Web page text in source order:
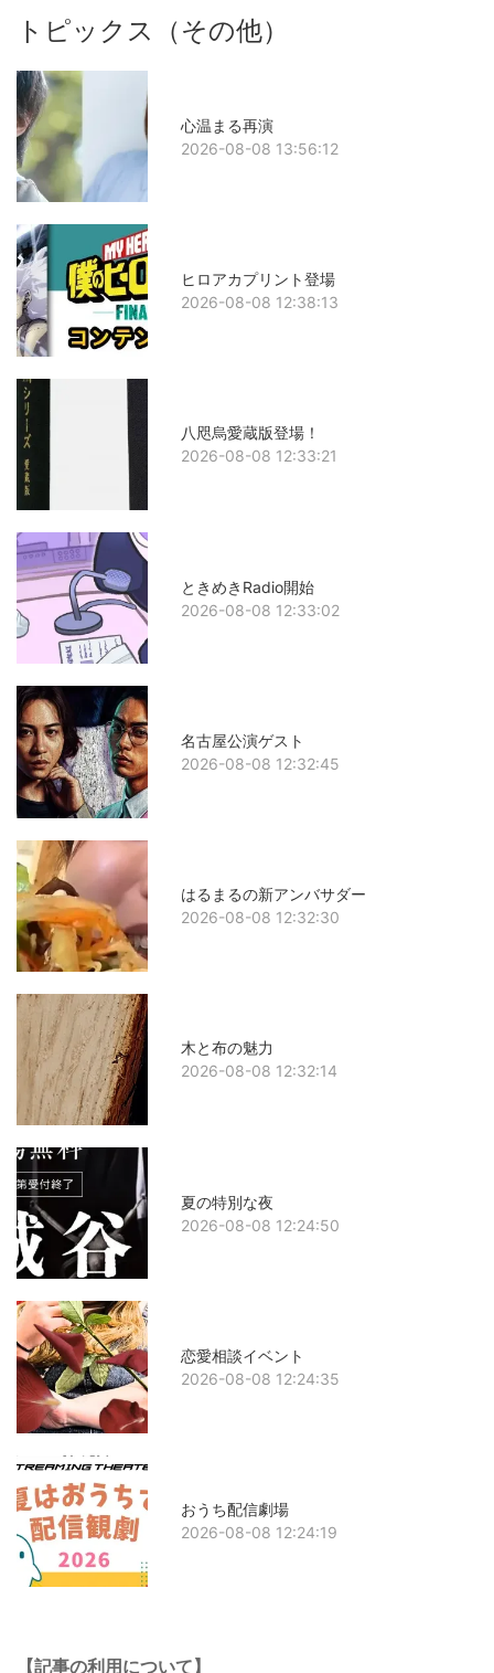
トピックス（その他）
心温まる再演
2026-08-08 13:56:12
ヒロアカプリント登場
2026-08-08 12:38:13
八咫烏愛蔵版登場！
2026-08-08 12:33:21
ときめきRadio開始
2026-08-08 12:33:02
名古屋公演ゲスト
2026-08-08 12:32:45
はるまるの新アンバサダー
2026-08-08 12:32:30
木と布の魅力
2026-08-08 12:32:14
夏の特別な夜
2026-08-08 12:24:50
恋愛相談イベント
2026-08-08 12:24:35
おうち配信劇場
2026-08-08 12:24:19
【記事の利用について】